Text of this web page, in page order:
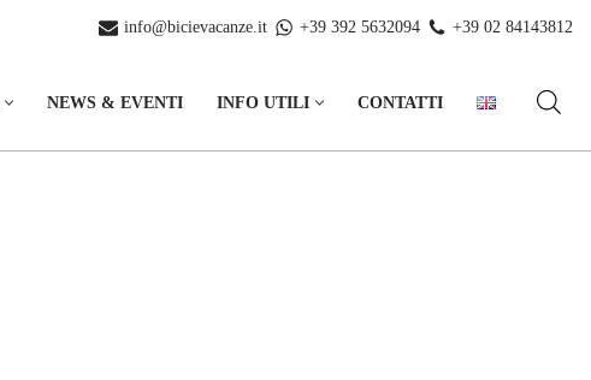
info@bicievacanze.it +39 392 5632094 +39 02 84143812
NEWS & EVENTI INFO UTILI CONTATTI